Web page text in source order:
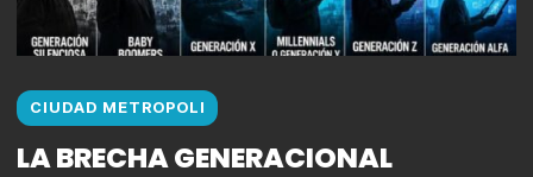
CIUDAD METROPOLI
LA BRECHA GENERACIONAL